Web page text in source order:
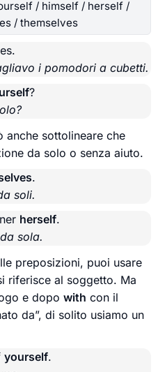
/ himself / herself /
/ themselves
i pomodori a cubetti.
?
anche sottolineare che
da solo o senza aiuto.
.
soli.
herself.
sola.
preposizioni, puoi usare
riferisce al soggetto. Ma
e dopo with con il
da”, di solito usiamo un
yourself.